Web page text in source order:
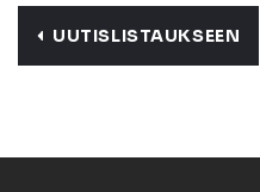
UUTISLISTAUKSEEN